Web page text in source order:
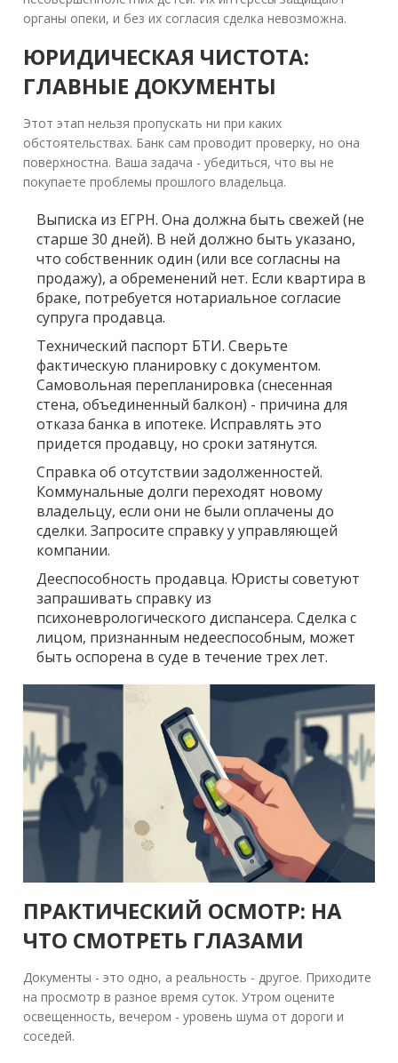
органы опеки, и без их согласия сделка невозможна.
ЮРИДИЧЕСКАЯ ЧИСТОТА:
ГЛАВНЫЕ ДОКУМЕНТЫ
Этот этап нельзя пропускать ни при каких
обстоятельствах. Банк сам проводит проверку, но она
поверхностна. Ваша задача - убедиться, что вы не
покупаете проблемы прошлого владельца.
Выписка из ЕГРН. Она должна быть свежей (не
старше 30 дней). В ней должно быть указано,
что собственник один (или все согласны на
продажу), а обременений нет. Если квартира в
браке, потребуется нотариальное согласие
супруга продавца.
Технический паспорт БТИ. Сверьте
фактическую планировку с документом.
Самовольная перепланировка (снесенная
стена, объединенный балкон) - причина для
отказа банка в ипотеке. Исправлять это
придется продавцу, но сроки затянутся.
Справка об отсутствии задолженностей.
Коммунальные долги переходят новому
владельцу, если они не были оплачены до
сделки. Запросите справку у управляющей
компании.
Дееспособность продавца. Юристы советуют
запрашивать справку из
психоневрологического диспансера. Сделка с
лицом, признанным недееспособным, может
быть оспорена в суде в течение трех лет.
ПРАКТИЧЕСКИЙ ОСМОТР: НА
ЧТО СМОТРЕТЬ ГЛАЗАМИ
Документы - это одно, а реальность - другое. Приходите
на просмотр в разное время суток. Утром оцените
освещенность, вечером - уровень шума от дороги и
соседей.